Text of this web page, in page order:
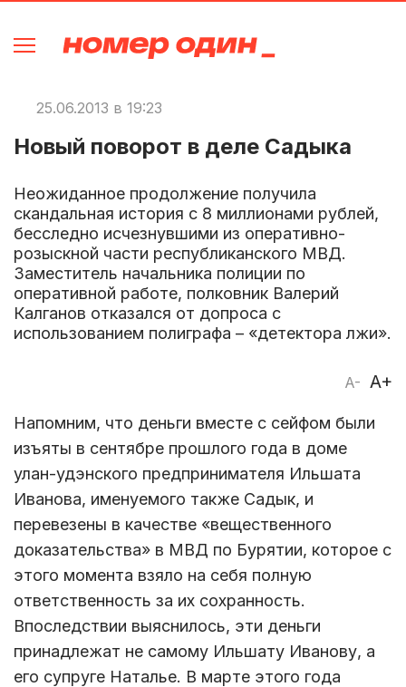
25.06.2013 в 19:23
Новый поворот в деле Садыка
Неожиданное продолжение получила
скандальная история с 8 миллионами рублей,
бесследно исчезнувшими из оперативно-
розыскной части республиканского МВД.
Заместитель начальника полиции по
оперативной работе, полковник Валерий
Калганов отказался от допроса с
использованием полиграфа – «детектора лжи».
A- A+
Напомним, что деньги вместе с сейфом были
изъяты в сентябре прошлого года в доме
улан-удэнского предпринимателя Ильшата
Иванова, именуемого также Садык, и
перевезены в качестве «вещественного
доказательства» в МВД по Бурятии, которое с
этого момента взяло на себя полную
ответственность за их сохранность.
Впоследствии выяснилось, эти деньги
принадлежат не самому Ильшату Иванову, а
его супруге Наталье. В марте этого года